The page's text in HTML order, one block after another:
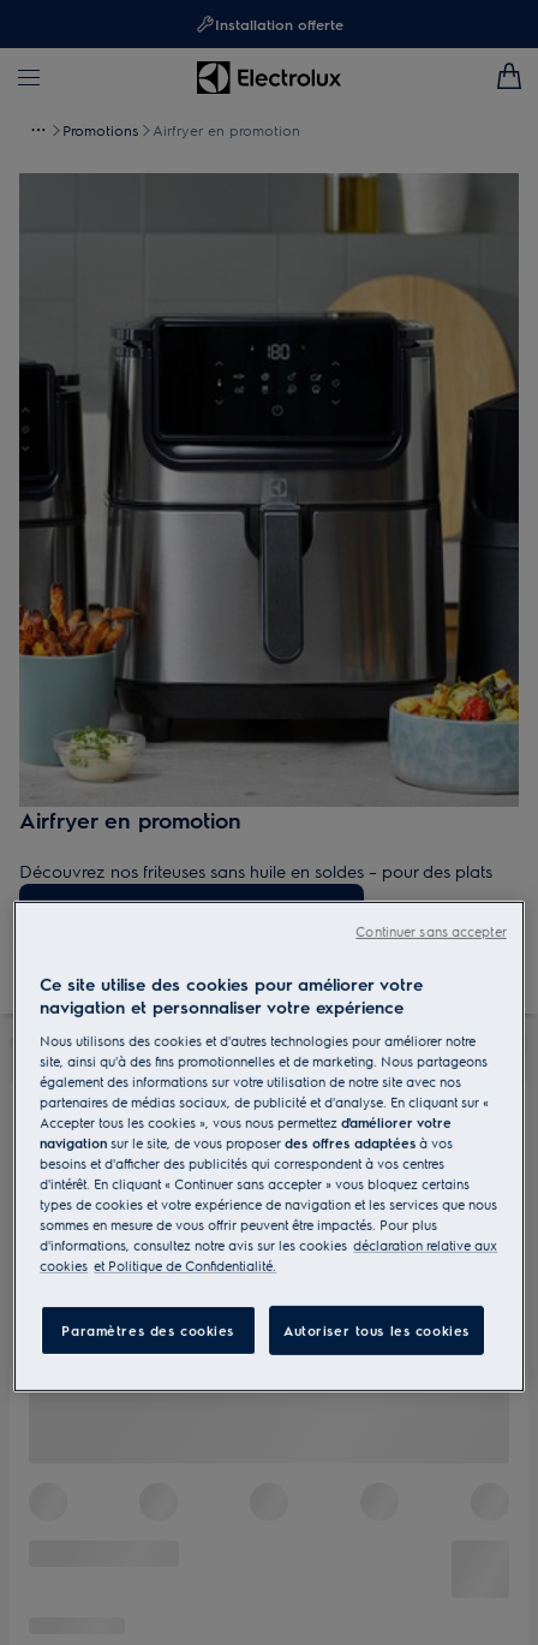
Installation offerte
Promotions Airfryer en promotion
Airfryer en promotion
Découvrez nos friteuses sans huile en soldes – pour des plats
croustillants avec moins de matière grasse. Profitez de nos
Voir toutes les offres et les conditions
Ce site utilise des cookies pour améliorer votre
navigation et personnaliser votre expérience
Nous utilisons des cookies et d'autres technologies pour améliorer notre
site, ainsi qu'à des fins promotionnelles et de marketing. Nous partageons
également des informations sur votre utilisation de notre site avec nos
partenaires de médias sociaux, de publicité et d'analyse. En cliquant sur «
Accepter tous les cookies », vous nous permettezd'améliorer votre
navigation sur le site, de vous proposerdes offres adaptées à vos
besoins et d'afficher des publicités qui correspondent à vos centres
d'intérêt. En cliquant « Continuer sans accepter » vous bloquez certains
types de cookies et votre expérience de navigation et les services que nous
sommes en mesure de vous offrir peuvent être impactés. Pour plus
d'informations, consultez notre avis sur les cookies déclaration relative aux
cookies et Politique de Confidentialité.
Paramètres des cookies Autoriser tous les cookies
Continuer sans accepter